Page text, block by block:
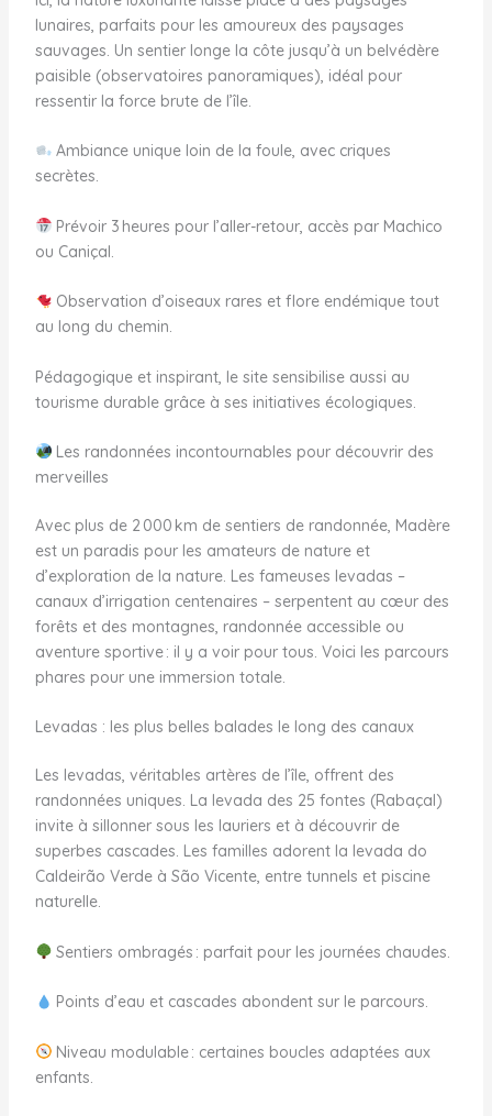
lunaires, parfaits pour les amoureux des paysages
sauvages. Un sentier longe la côte jusqu’à un belvédère
paisible (observatoires panoramiques), idéal pour
ressentir la force brute de l’île.
Ambiance unique loin de la foule, avec criques
secrètes.
Prévoir 3 heures pour l’aller-retour, accès par Machico
ou Caniçal.
Observation d’oiseaux rares et flore endémique tout
au long du chemin.
Pédagogique et inspirant, le site sensibilise aussi au
tourisme durable grâce à ses initiatives écologiques.
Les randonnées incontournables pour découvrir des
merveilles
Avec plus de 2 000 km de sentiers de randonnée, Madère
est un paradis pour les amateurs de nature et
d’exploration de la nature. Les fameuses levadas –
canaux d’irrigation centenaires – serpentent au cœur des
forêts et des montagnes, randonnée accessible ou
aventure sportive : il y a voir pour tous. Voici les parcours
phares pour une immersion totale.
Levadas : les plus belles balades le long des canaux
Les levadas, véritables artères de l’île, offrent des
randonnées uniques. La levada des 25 fontes (Rabaçal)
invite à sillonner sous les lauriers et à découvrir de
superbes cascades. Les familles adorent la levada do
Caldeirão Verde à São Vicente, entre tunnels et piscine
naturelle.
Sentiers ombragés : parfait pour les journées chaudes.
Points d’eau et cascades abondent sur le parcours.
Niveau modulable : certaines boucles adaptées aux
enfants.